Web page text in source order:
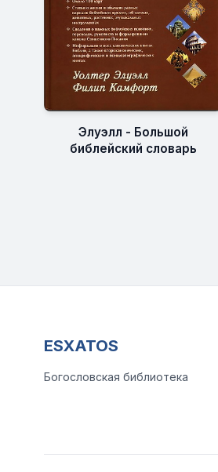
Элуэлл - Большой
библейский словарь
ESXATOS
Богословская библиотека